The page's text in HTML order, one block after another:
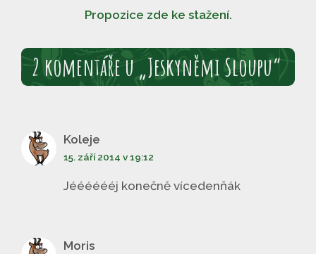
Propozice zde ke stažení.
2 komentáře u „Jeskyněmi Sloupu“
Koleje
15. září 2014 v 19:12
Jééééééj konečně vícedenňák
Moris